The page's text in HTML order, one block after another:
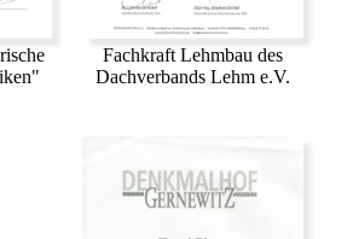
Fachkraft Lehmbau des
Dachverbands Lehm e.V.